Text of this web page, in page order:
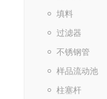
填料
过滤器
不锈钢管
样品流动池
柱塞杆